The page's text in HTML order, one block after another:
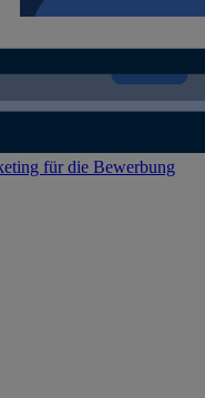
für die Bewerbung